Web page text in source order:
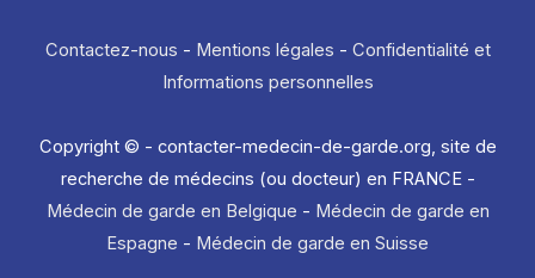
Contactez-nous - Mentions légales - Confidentialité et
Informations personnelles
Copyright © - contacter-medecin-de-garde.org, site de
recherche de médecins (ou docteur) en FRANCE -
Médecin de garde en Belgique - Médecin de garde en
Espagne - Médecin de garde en Suisse